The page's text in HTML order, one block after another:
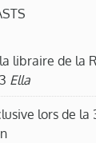
libraire de la
Ella
lors de la